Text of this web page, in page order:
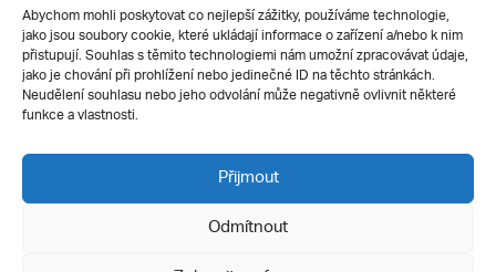
Abychom mohli poskytovat co nejlepší zážitky, používáme technologie,
jako jsou soubory cookie, které ukládají informace o zařízení a/nebo k nim
přistupují. Souhlas s těmito technologiemi nám umožní zpracovávat údaje,
jako je chování při prohlížení nebo jedinečné ID na těchto stránkách.
Neudělení souhlasu nebo jeho odvolání může negativně ovlivnit některé
funkce a vlastnosti.
Přijmout
Odmítnout
Silverius
Pro uchazeče
Přijímací řízení
E-prihlaska
Přípravné kurzy
Ochrana soukromí